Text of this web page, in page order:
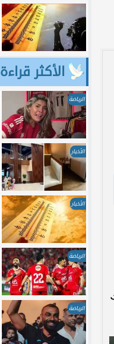
الأكثر قراءة
الرياضة
الأخبار
الأخبار
الرياضة
الرياضة